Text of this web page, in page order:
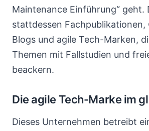
Maintenance Einführung“ geht.
stattdessen Fachpublikationen,
Blogs und agile Tech-Marken,
Themen mit Fallstudien und
beackern.
Die agile Tech-Marke im
Dieses Unternehmen betreibt